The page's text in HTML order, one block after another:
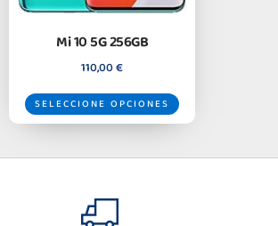
Mi 10 5G 256GB
110,00€
SELECCIONE OPCIONES